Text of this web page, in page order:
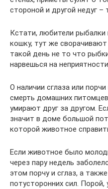
стороной и другой недуг –
Кстати, любители рыбалки
кошку, тут же
такой день не то что
нарвешься на
О наличии сглаза или
смерть домашних
умирают друг за другом.
значит в доме большой
которой животное
Если животное было
через пару недель
этом порчу и сглаз, а
потусторонних сил.